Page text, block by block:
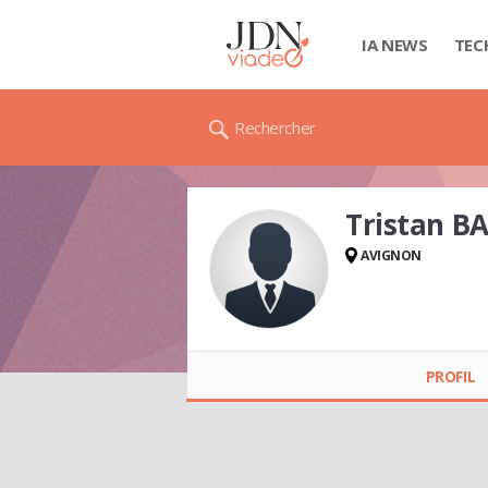
IA NEWS
Rechercher
Tristan
AVIGNON
PROFIL